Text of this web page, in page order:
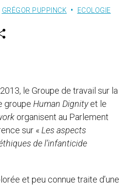
GRÉGOR PUPPINCK
ECOLOGIE
le Groupe de travail sur la
groupe Human Dignityet le
organisent au Parlement
sur « Les aspects
de l’infanticide
et peu connue traite d’une